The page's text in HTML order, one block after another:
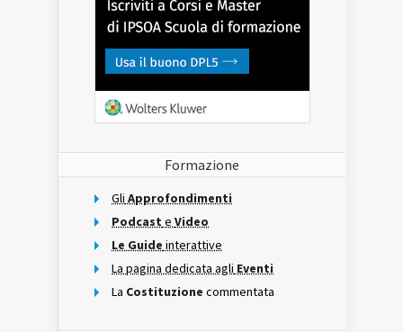
Formazione
Gli Approfondimenti
Podcast e Video
Le Guide interattive
La pagina dedicata agli Eventi
La Costituzione commentata